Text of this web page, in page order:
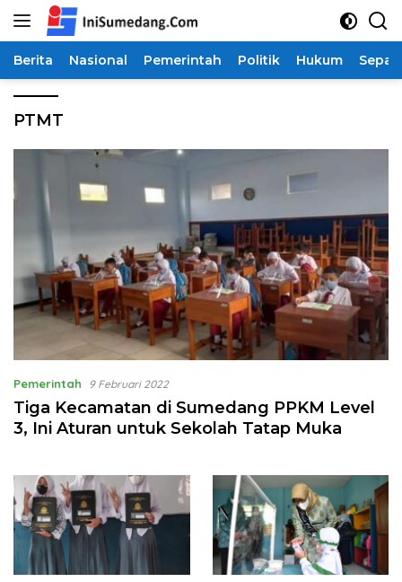
Langsung
Berita Nasional Pemerintah Politik Hukum
PTMT
Pemerintah 9 Februari 2022
Tiga Kecamatan di Sumedang PPKM Level
3, Ini Aturan untuk Sekolah Tatap Muka